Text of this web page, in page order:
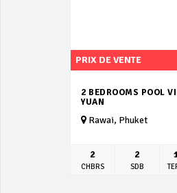
PRIX DE VENTE
2 BEDROOMS POOL
YUAN
Rawai, Phuket
2
CHBRS
2
SDB